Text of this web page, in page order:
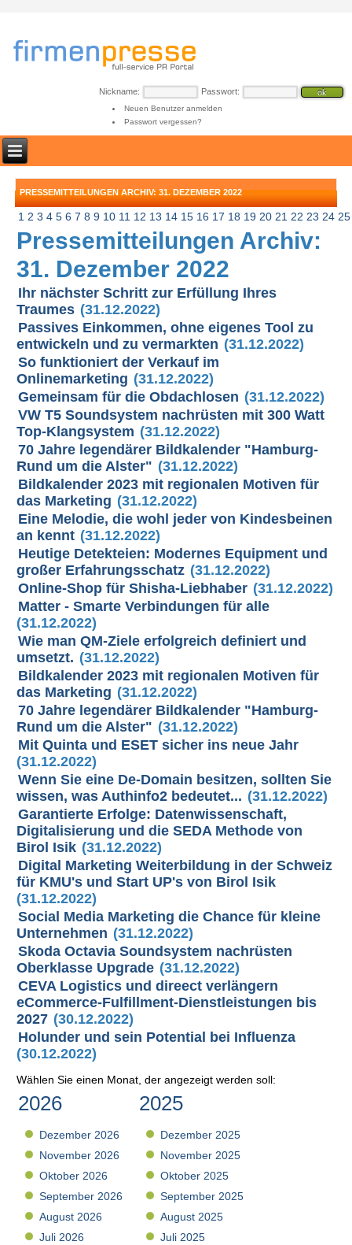
Nickname: Passwort:
Neuen Benutzer anmelden
Passwort vergessen?
PRESSEMITTEILUNGEN ARCHIV: 31. DEZEMBER 2022
1 2 3 4 5 6 7 8 9 10 11 12 13 14 15 16 17 18 19 20 21 22 23 24 25
Pressemitteilungen Archiv:
31. Dezember 2022
Ihr nächster Schritt zur Erfüllung Ihres
Traumes (31.12.2022)
Passives Einkommen, ohne eigenes Tool zu
entwickeln und zu vermarkten (31.12.2022)
So funktioniert der Verkauf im
Onlinemarketing (31.12.2022)
Gemeinsam für die Obdachlosen (31.12.2022)
VW T5 Soundsystem nachrüsten mit 300 Watt
Top-Klangsystem (31.12.2022)
70 Jahre legendärer Bildkalender "Hamburg-
Rund um die Alster" (31.12.2022)
Bildkalender 2023 mit regionalen Motiven für
das Marketing (31.12.2022)
Eine Melodie, die wohl jeder von Kindesbeinen
an kennt (31.12.2022)
Heutige Detekteien: Modernes Equipment und
großer Erfahrungsschatz (31.12.2022)
Online-Shop für Shisha-Liebhaber (31.12.2022)
Matter - Smarte Verbindungen für alle
(31.12.2022)
Wie man QM-Ziele erfolgreich definiert und
umsetzt. (31.12.2022)
Bildkalender 2023 mit regionalen Motiven für
das Marketing (31.12.2022)
70 Jahre legendärer Bildkalender "Hamburg-
Rund um die Alster" (31.12.2022)
Mit Quinta und ESET sicher ins neue Jahr
(31.12.2022)
Wenn Sie eine De-Domain besitzen, sollten Sie
wissen, was Authinfo2 bedeutet... (31.12.2022)
Garantierte Erfolge: Datenwissenschaft,
Digitalisierung und die SEDA Methode von
Birol Isik (31.12.2022)
Digital Marketing Weiterbildung in der Schweiz
für KMU's und Start UP's von Birol Isik
(31.12.2022)
Social Media Marketing die Chance für kleine
Unternehmen (31.12.2022)
Skoda Octavia Soundsystem nachrüsten
Oberklasse Upgrade (31.12.2022)
CEVA Logistics und direect verlängern
eCommerce-Fulfillment-Dienstleistungen bis
2027 (30.12.2022)
Holunder und sein Potential bei Influenza
(30.12.2022)
Wählen Sie einen Monat, der angezeigt werden soll:
2026
Dezember 2026
November 2026
Oktober 2026
September 2026
August 2026
Juli 2026
2025
Dezember 2025
November 2025
Oktober 2025
September 2025
August 2025
Juli 2025